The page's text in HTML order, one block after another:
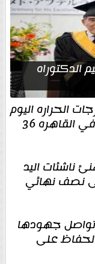
الدكتوراه
الحراره اليوم
السبت... العظمى في القاهره 36
ناشئات اليد
نصف نهائي
تواصل جهودها
على